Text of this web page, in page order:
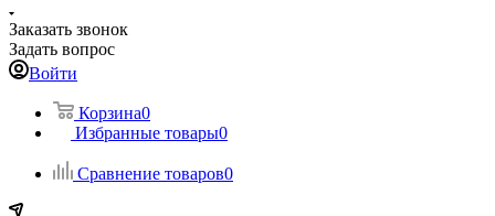
Заказать звонок
Задать вопрос
Войти
Корзина0
Избранные товары0
Сравнение товаров0